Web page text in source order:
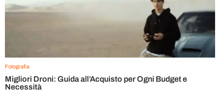
Fotografia
Migliori Droni: Guida all’Acquisto per Ogni Budget e
Necessità